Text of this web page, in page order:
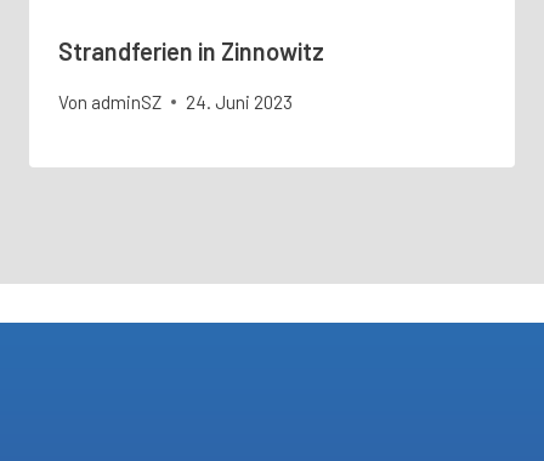
Strandferien in Zinnowitz
Von adminSZ 24. Juni 2023